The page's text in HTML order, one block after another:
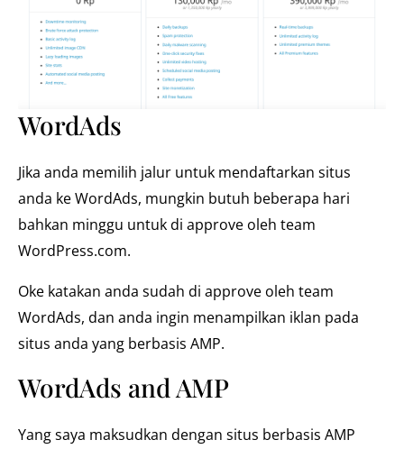
WordAds
Jika anda memilih jalur untuk mendaftarkan situs
anda ke WordAds, mungkin butuh beberapa hari
bahkan minggu untuk di approve oleh team
WordPress.com.
Oke katakan anda sudah di approve oleh team
WordAds, dan anda ingin menampilkan iklan pada
situs anda yang berbasis AMP.
WordAds and AMP
Yang saya maksudkan dengan situs berbasis AMP